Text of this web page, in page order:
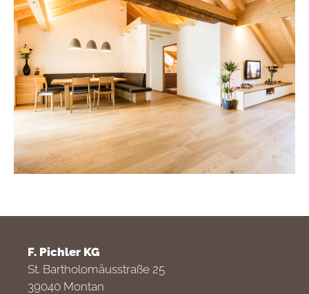
F. Pichler KG
St. Bartholomäusstraße 25
39040 Montan